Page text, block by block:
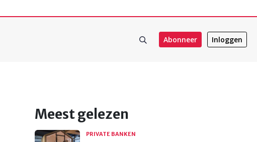
Abonneer Inloggen
Meest gelezen
PRIVATE BANKEN